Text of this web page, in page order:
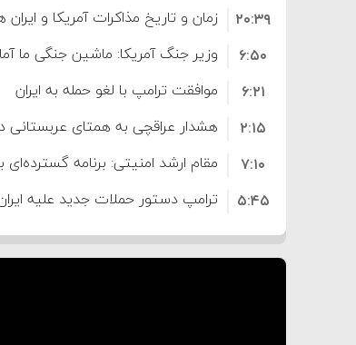
است
زمان و تاریخ مذاکرات آمریکا و
۲۰:۳۹
وزیر جنگ آمریکا: ماشین جنگی ما
۶:۵۰
موافقت ترامپ با لغو حمله به ایران
۶:۲۱
هشدار عراقچی به همتای عربستانی
۲:۱۵
مقام ارشد امنیتی: برنامه گسترده‌ای
۷:۱۰
ترامپ دستور حملات جدید علیه ایران
۵:۴۵
سپاه: دو نفتکش متخلف مورد
۱۲:۵۹
ترامپ مدعی توافق تاریخی برای